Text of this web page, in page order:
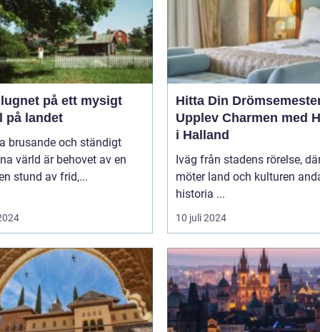
på ett mysigt
på landet
brusande och ständigt
värld är behovet av en
stund av frid,...
Hitta Din
Upplev Charmen med
i Halland
Iväg från stadens rörelse,
möter land och kulturen
historia ...
10 juli 2024